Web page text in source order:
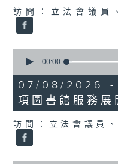
訪問：立法會議員
seconds
7
minutes,
46
seconds
00:00
07/08/2026 -
項圖書館服務展
訪問：立法會議員